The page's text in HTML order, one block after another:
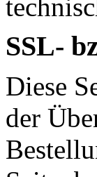
SSL-
Diese
der